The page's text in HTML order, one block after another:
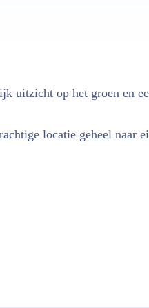
uitzicht op het groen en
locatie geheel naar